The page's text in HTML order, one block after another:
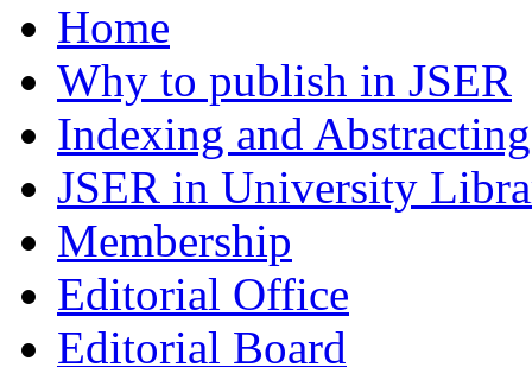
Home
Why to publish in JSER
Indexing and Abstracting
JSER in University
Membership
Editorial Office
Editorial Board